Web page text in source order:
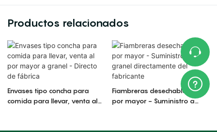
Productos relacionados
Envases tipo concha para
comida para llevar, venta al
Fiambreras desechables al
por mayor - Suministro a